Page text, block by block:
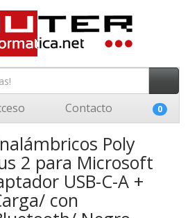
Contacto 0
Poly
2 para Microsoft
USB-C-A +
con